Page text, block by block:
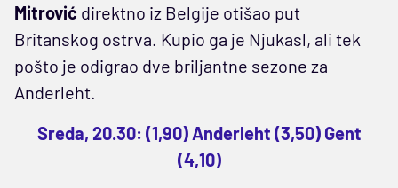
Mitrović direktno iz Belgije otišao put
Britanskog ostrva. Kupio ga je Njukasl, ali tek
pošto je odigrao dve briljantne sezone za
Anderleht.
Sreda, 20.30: (1,90) Anderleht (3,50) Gent
(4,10)